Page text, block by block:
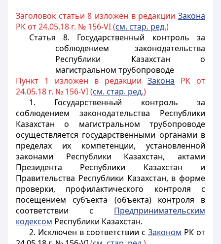
Заголовок статьи 8 изложен в редакции Закона
РК от 24.05.18 г. № 156-VI (см. стар. ред.)
Статья 8. Государственный контроль за
соблюдением законодательства
Республики Казахстан о
магистральном трубопроводе
Пункт 1 изложен в редакции Закона РК от
24.05.18 г. № 156-VI (см. стар. ред.)
1. Государственный контроль за
соблюдением законодательства Республики
Казахстан о магистральном трубопроводе
осуществляется государственными органами в
пределах их компетенции, установленной
законами Республики Казахстан, актами
Президента Республики Казахстан и
Правительства Республики Казахстан, в форме
проверки, профилактического контроля с
посещением субъекта (объекта) контроля в
соответствии с Предпринимательским
кодексом Республики Казахстан.
2. Исключен в соответствии с Законом РК от